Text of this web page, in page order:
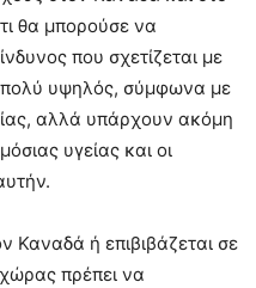
θα μπορούσε να
που σχετίζεται με
πολύ υψηλός, σύμφωνα με
αλλά υπάρχουν ακόμη
υγείας και οι
Καναδά ή επιβιβάζεται σε
πρέπει να